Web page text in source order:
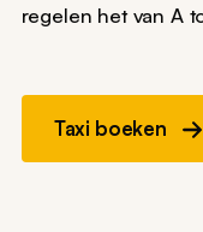
regelen het van A
Taxi boeken